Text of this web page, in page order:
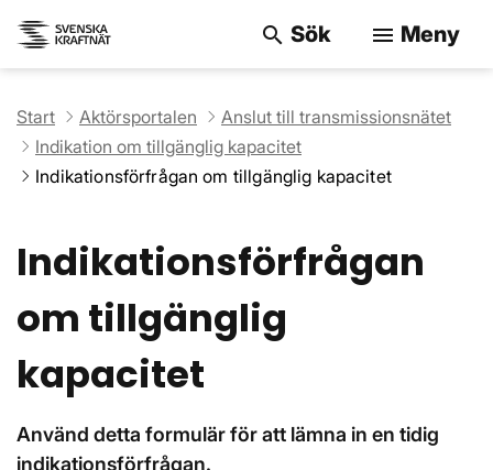
search Sök menu Meny
Start Aktörsportalen
Anslut till transmissionsnätet
Indikation om tillgänglig kapacitet
Indikationsförfrågan om tillgänglig kapacitet
Indikationsförfrågan
om tillgänglig
kapacitet
Använd detta formulär för att lämna in en tidig
indikationsförfrågan.